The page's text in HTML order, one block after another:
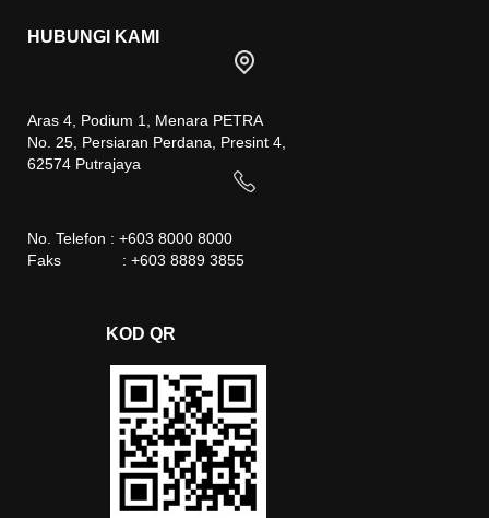
HUBUNGI KAMI
Aras 4, Podium 1, Menara PETRA
No. 25, Persiaran Perdana, Presint 4,
62574 Putrajaya
No. Telefon : +603 8000 8000
Faks : +603 8889 3855
KOD QR